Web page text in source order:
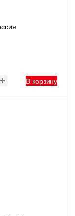
В корзину